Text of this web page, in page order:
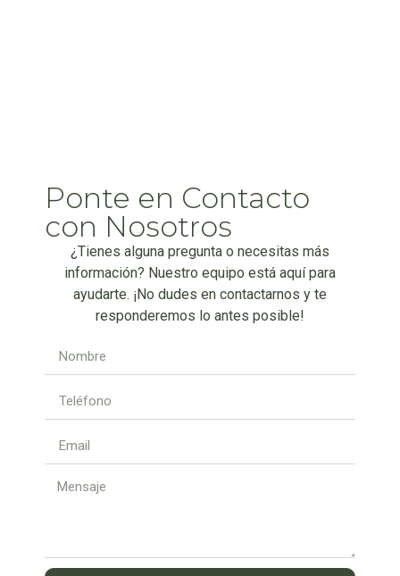
Ponte en Contacto
con Nosotros
¿Tienes alguna pregunta o necesitas más
información? Nuestro equipo está aquí para
ayudarte. ¡No dudes en contactarnos y te
responderemos lo antes posible!